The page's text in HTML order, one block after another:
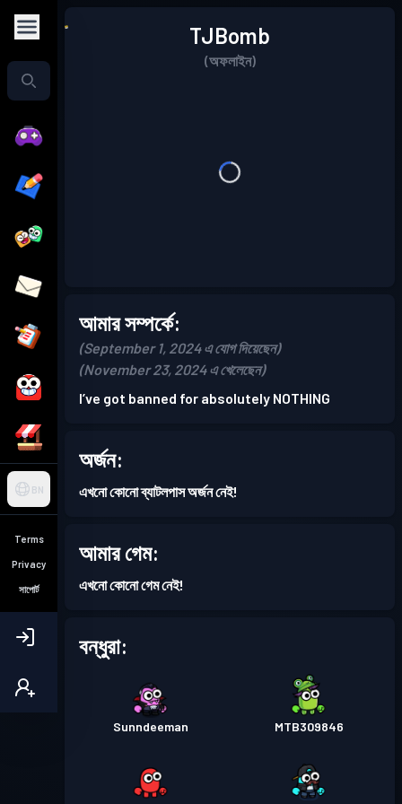
BN
Terms
Privacy
সাপোর্ট
TJBomb
(অফলাইন)
আমার সম্পর্কে:
(September 1, 2024 এ যোগ দিয়েছেন)
(November 23, 2024 এ খেলেছেন)
I’ve got banned for absolutely NOTHING
অর্জন:
এখনো কোনো ব্যাটলপাস অর্জন নেই!
আমার গেম:
এখনো কোনো গেম নেই!
বন্ধুরা:
Sunndeeman MTB309846